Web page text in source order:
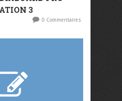
3
0 Commentaires